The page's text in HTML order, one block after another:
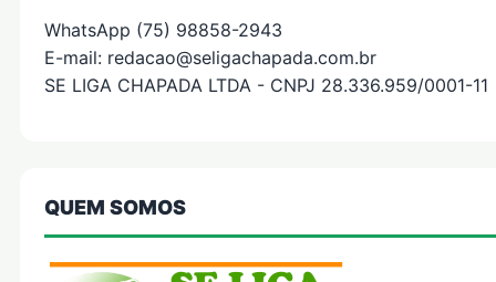
WhatsApp (75) 98858-2943
E-mail: redacao@seligachapada.com.br
SE LIGA CHAPADA LTDA - CNPJ 28.336.959/0001-11
QUEM SOMOS